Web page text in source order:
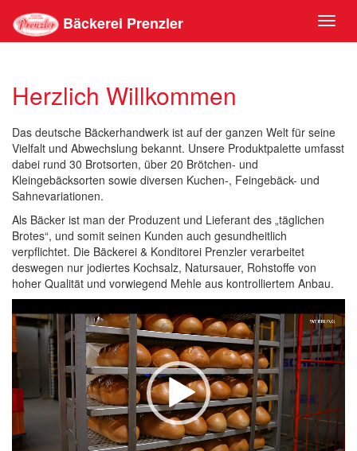
Bäckerei Prenzler
Herzlich Willkommen
Das deutsche Bäckerhandwerk ist auf der ganzen Welt für seine
Vielfalt und Abwechslung bekannt. Unsere Produktpalette umfasst
dabei rund 30 Brotsorten, über 20 Brötchen- und
Kleingebäcksorten sowie diversen Kuchen-, Feingebäck- und
Sahnevariationen.
Als Bäcker ist man der Produzent und Lieferant des „täglichen
Brotes“, und somit seinen Kunden auch gesundheitlich
verpflichtet. Die Bäckerei & Konditorei Prenzler verarbeitet
deswegen nur jodiertes Kochsalz, Natursauer, Rohstoffe von
hoher Qualität und vorwiegend Mehle aus kontrolliertem Anbau.
Player